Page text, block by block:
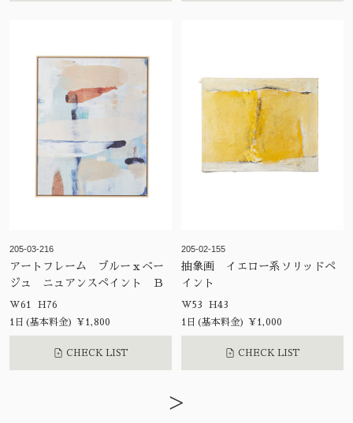
205-03-216
アートフレーム ブルーｘベー
ジュ ニュアンスペイント Ｂ
W61 H76
1日(基本料金) ¥1,800
CHECK LIST
205-02-155
抽象画 イエロー系ソリッドペ
イント
W53 H43
1日(基本料金) ¥1,000
CHECK LIST
>